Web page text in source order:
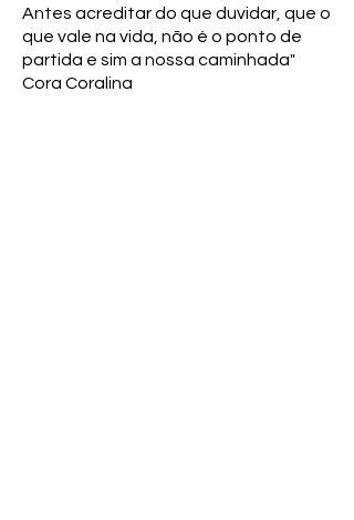
Antes acreditar do que duvidar, que o
que vale na vida, não é o ponto de
partida e sim a nossa caminhada"
Cora Coralina